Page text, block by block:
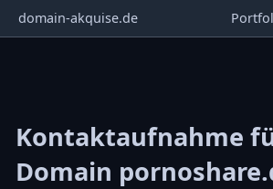
domain-akquise.de
Kontaktaufnahme
Domain